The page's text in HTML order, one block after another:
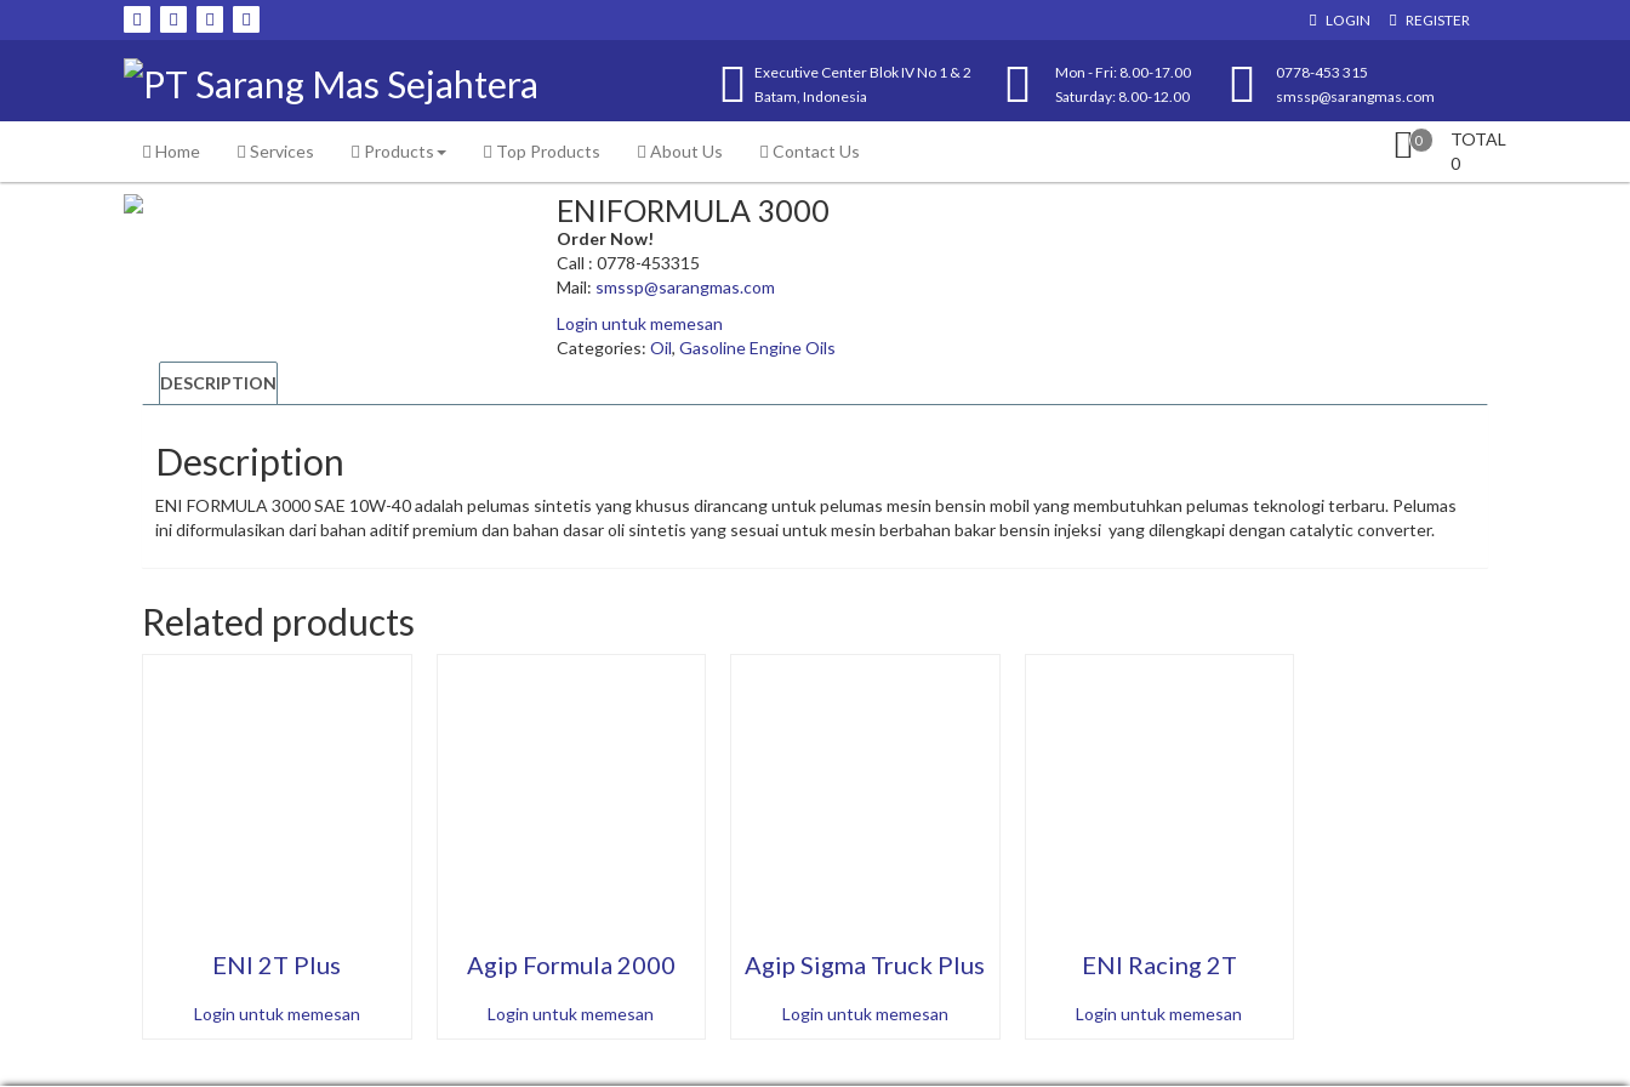
to
LOGIN REGISTER
Executive Center Blok IV No 1 & 2
Batam, Indonesia
Mon - Fri: 8.00-17.00
Saturday: 8.00-12.00
0778-453 315
smssp@sarangmas.com
0
TOTAL
0
Home Services Products Top Products About Us Contact Us
ENIFORMULA 3000
Order Now!
Call : 0778-453315
Mail: smssp@sarangmas.com
Login untuk memesan
Categories: Oil, Gasoline Engine Oils
DESCRIPTION
Description
ENI FORMULA 3000 SAE 10W-40 adalah pelumas sintetis yang khusus dirancang untuk pelumas mesin bensin mobil yang membutuhkan pelumas teknologi terbaru. Pelumas
ini diformulasikan dari bahan aditif premium dan bahan dasar oli sintetis yang sesuai untuk mesin berbahan bakar bensin injeksi yang dilengkapi dengan catalytic converter.
Related products
ENI 2T Plus
Login untuk memesan
Agip Formula 2000
Login untuk memesan
Agip Sigma Truck Plus
Login untuk memesan
ENI Racing 2T
Login untuk memesan